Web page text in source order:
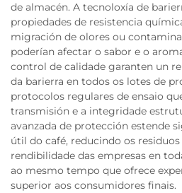
de almacén. A tecnoloxía de
propiedades de resistencia
migración de olores ou
poderían afectar o sabor e o
control de calidade garanten un
da barierra en todos os lotes de
protocolos regulares de ensaio
transmisión e a integridade
avanzada de protección estende
útil do café, reducindo os
rendibilidade das empresas en
ao mesmo tempo que ofrece
superior aos consumidores finais.